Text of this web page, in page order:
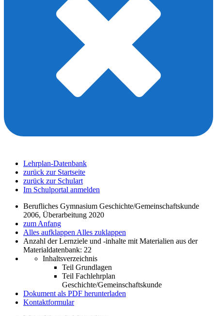
Lehrplan-Datenbank
zurück zur Startseite
zurück zur Schulart
Im Schulportal anmelden
Berufliches Gymnasium Geschichte/Gemeinschaftskunde
2006, Überarbeitung 2020
zum Anfang
Alles aufklappen Alles zuklappen
Anzahl der Lernziele und -inhalte mit Materialien aus der
Materialdatenbank: 22
Inhaltsverzeichnis
Teil Grundlagen
Teil Fachlehrplan
Geschichte/Gemeinschaftskunde
Dokument als PDF herunterladen
Kontaktformular